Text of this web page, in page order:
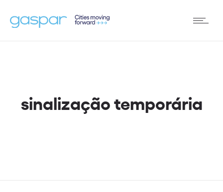
sinalização temporária